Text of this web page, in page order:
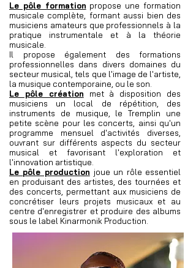
Le pôle formation propose une formation
musicale complète, formant aussi bien des
musiciens amateurs que professionnels à la
pratique instrumentale et à la théorie
musicale.
Il propose également des formations
professionnelles dans divers domaines du
secteur musical, tels que l'image de l'artiste,
la musique contemporaine, ou le son.
Le pôle création met à disposition des
musiciens un local de répétition, des
instruments de musique, le Tremplin une
petite scène pour les concerts, ainsi qu'un
programme mensuel d'activités diverses,
ouvrant sur différents aspects du secteur
musical et favorisant l'exploration et
l'innovation artistique.
Le pôle production joue un rôle essentiel
en produisant des artistes, des tournées et
des concerts, permettant aux musiciens de
concrétiser leurs projets musicaux et au
centre d'enregistrer et produire des albums
sous le label Kinarmonik Production.